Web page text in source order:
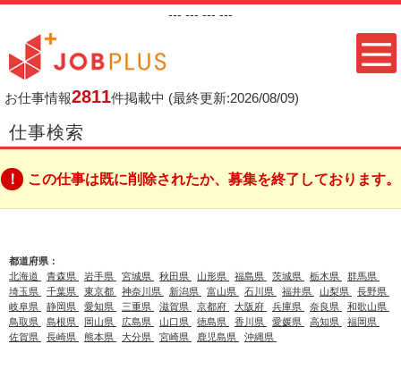
--- --- --- ---
お仕事情報2811件掲載中 (最終更新:2026/08/09)
仕事検索
この仕事は既に削除されたか、募集を終了しております。
都道府県：
北海道
青森県 岩手県 宮城県 秋田県 山形県 福島県 茨城県 栃木県
群馬県
埼玉県
千葉県 東京都 神奈川県 新潟県 富山県 石川県 福井県 山梨県
長野県
岐阜県
静岡県 愛知県 三重県 滋賀県 京都府 大阪府 兵庫県 奈良県
和歌山県
鳥取県
島根県 岡山県 広島県 山口県 徳島県 香川県 愛媛県 高知県
福岡県
佐賀県
長崎県 熊本県 大分県 宮崎県 鹿児島県 沖縄県